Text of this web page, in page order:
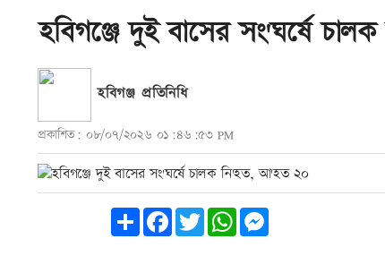
হবিগঞ্জে দুই বাসের সং'ঘর্ষে
হবিগঞ্জ প্রতিনিধি
প্রকাশিত: ০৮/০৭/২০২৬ ০১:৪৬:৫৩ PM
Share FacebookTwitterWhatsAppMessenger